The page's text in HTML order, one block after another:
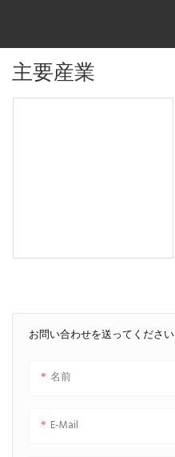
主要産業
お問い合わせを送ってください
名前
E-Mail